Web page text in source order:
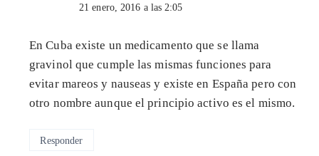
21 enero, 2016 a las 2:05
En Cuba existe un medicamento que se llama
gravinol que cumple las mismas funciones para
evitar mareos y nauseas y existe en España pero con
otro nombre aunque el principio activo es el mismo.
Responder